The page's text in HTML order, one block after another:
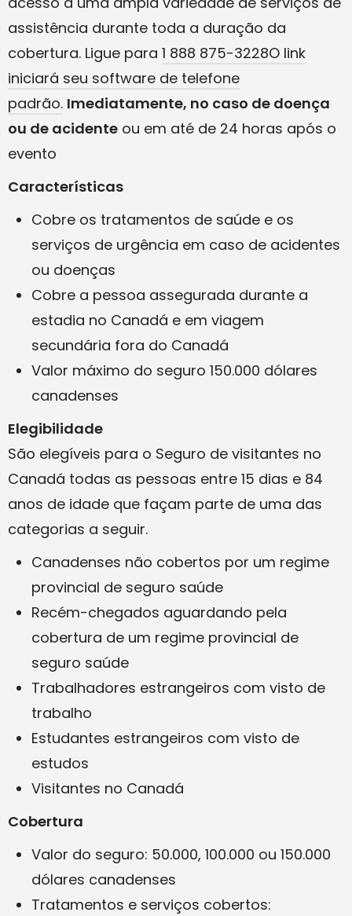
assistência durante toda a duração da
cobertura. Ligue para 1 888 875-3228O link
iniciará seu software de telefone
padrão. Imediatamente, no caso de doença
ou de acidente ou em até de 24 horas após o
evento
Características
Cobre os tratamentos de saúde e os
serviços de urgência em caso de acidentes
ou doenças
Cobre a pessoa assegurada durante a
estadia no Canadá e em viagem
secundária fora do Canadá
Valor máximo do seguro 150.000 dólares
canadenses
Elegibilidade
São elegíveis para o Seguro de visitantes no
Canadá todas as pessoas entre 15 dias e 84
anos de idade que façam parte de uma das
categorias a seguir.
Canadenses não cobertos por um regime
provincial de seguro saúde
Recém-chegados aguardando pela
cobertura de um regime provincial de
seguro saúde
Trabalhadores estrangeiros com visto de
trabalho
Estudantes estrangeiros com visto de
estudos
Visitantes no Canadá
Cobertura
Valor do seguro: 50.000, 100.000 ou 150.000
dólares canadenses
Tratamentos e serviços cobertos: